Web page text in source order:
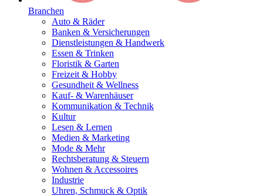
Branchen
Auto & Räder
Banken & Versicherungen
Dienstleistungen & Handwerk
Essen & Trinken
Floristik & Garten
Freizeit & Hobby
Gesundheit & Wellness
Kauf- & Warenhäuser
Kommunikation & Technik
Kultur
Lesen & Lernen
Medien & Marketing
Mode & Mehr
Rechtsberatung & Steuern
Wohnen & Accessoires
Industrie
Uhren, Schmuck & Optik